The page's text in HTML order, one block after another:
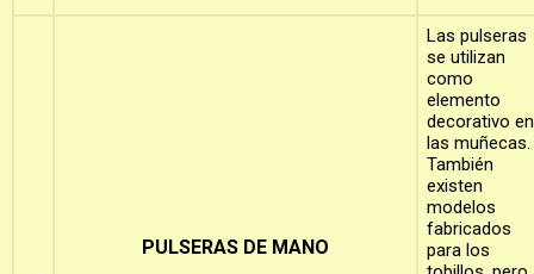
PULSERAS DE MANO
Las pulseras
se utilizan
como
elemento
decorativo en
las muñecas.
También
existen
modelos
fabricados
para los